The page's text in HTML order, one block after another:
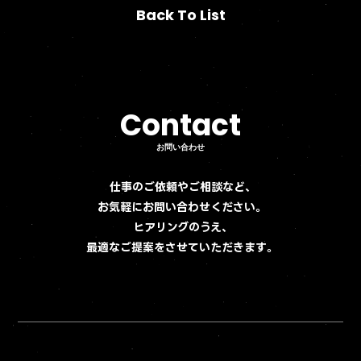
Back To List
Back To List
Contact
Contact
お問い合わせ
仕事のご依頼やご相談など、
お気軽にお問い合わせください。
ヒアリングのうえ、
最適なご提案をさせていただきます。